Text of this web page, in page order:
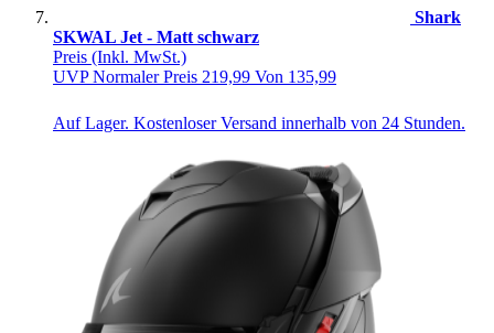
Shark
SKWAL Jet - Matt schwarz
Preis (Inkl. MwSt.)
UVPNormaler Preis 219,99 Von 135,99
Auf Lager. Kostenloser Versand innerhalb von 24 Stunden.